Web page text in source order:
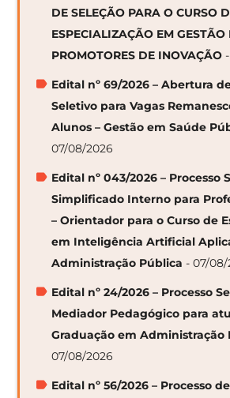
DE SELEÇÃO PARA O CURSO
ESPECIALIZAÇÃO EM
PROMOTORES DE INOVAÇÃO
Edital nº 69/2026 – Abertura
Seletivo para Vagas
Alunos – Gestão em Saúde
07/08/2026
Edital nº 043/2026 – Processo
Simplificado Interno para
– Orientador para o Curso de
em Inteligência Artificial
Administração Pública - 07/08/
Edital nº 24/2026 – Processo
Mediador Pedagógico para
Graduação em Administração
07/08/2026
Edital nº 56/2026 – Processo